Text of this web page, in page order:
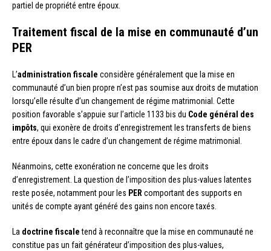
partiel de propriété entre époux.
Traitement fiscal de la mise en communauté d’un
PER
L’administration fiscale considère généralement que la mise en
communauté d’un bien propre n’est pas soumise aux droits de mutation
lorsqu’elle résulte d’un changement de régime matrimonial. Cette
position favorable s’appuie sur l’article 1133 bis du Code général des
impôts, qui exonère de droits d’enregistrement les transferts de biens
entre époux dans le cadre d’un changement de régime matrimonial.
Néanmoins, cette exonération ne concerne que les droits
d’enregistrement. La question de l’imposition des plus-values latentes
reste posée, notamment pour les PERcomportant des supports en
unités de compte ayant généré des gains non encore taxés.
La doctrine fiscaletend à reconnaître que la mise en communauté ne
constitue pas un fait générateur d’imposition des plus-values,